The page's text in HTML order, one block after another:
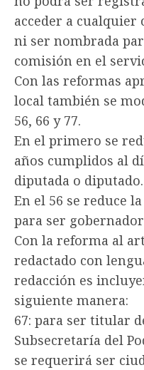
acceder a cualquier
ni ser nombrada
comisión en el
Con las reformas
local también se
56, 66 y 77.
En el primero se
años cumplidos al
diputada o diputado.
En el 56 se reduce
para ser
Con la reforma al
redactado con
redacción es
siguiente manera:
67: para ser titular
Subsecretaría del
se requerirá ser